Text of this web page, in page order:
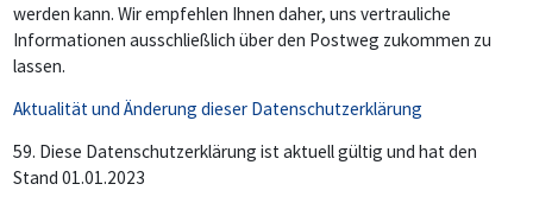
werden kann. Wir empfehlen Ihnen daher, uns vertrauliche
Informationen ausschließlich über den Postweg zukommen zu
lassen.
Aktualität und Änderung dieser Datenschutzerklärung
59. Diese Datenschutzerklärung ist aktuell gültig und hat den
Stand 01.01.2023